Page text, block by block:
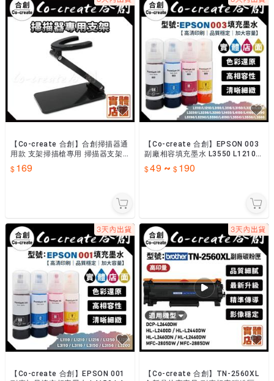
【Co-create 合創】合創掃描器通
用款 支架掃描槍專用 掃描器支架
條碼掃描器支架 一維二維條碼 無
線條碼掃描器
169
【Co-create 合創】EPSON 003
副廠相容填充墨水 L3550 L1210 L
3110 L3590
49~ 190
【Co-create 合創】EPSON 001
【Co-create 合創】TN-2560XL